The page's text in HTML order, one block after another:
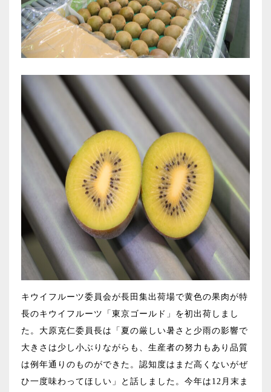
キウイフルーツ委員会が長田集出荷場で黄色の果肉が特
長のキウイフルーツ「東京ゴールド」を初出荷しまし
た。大原克仁委員長は「夏の厳しい暑さと少雨の影響で
大きさは少し小ぶりながらも、生産者の努力もあり品質
は例年通りのものができた。認知度はまだ高くないがぜ
ひ一度味わってほしい」と話しました。今年は12月末ま